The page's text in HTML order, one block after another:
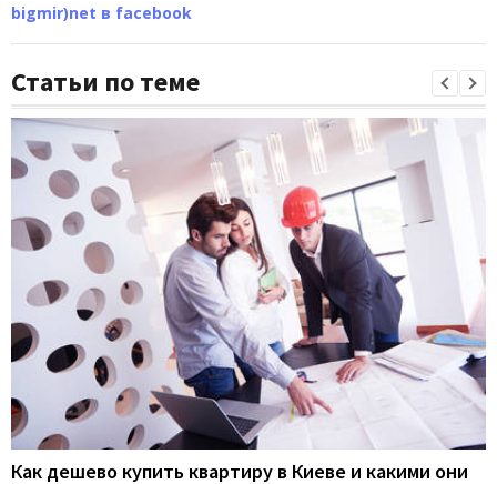
bigmir)net в facebook
Статьи по теме
Как дешево купить квартиру в Киеве и какими они